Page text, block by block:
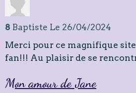
8 Baptiste Le 26/04/2024
Merci pour ce magnifique
fan!!! Au plaisir de se
Mon amour de Jane